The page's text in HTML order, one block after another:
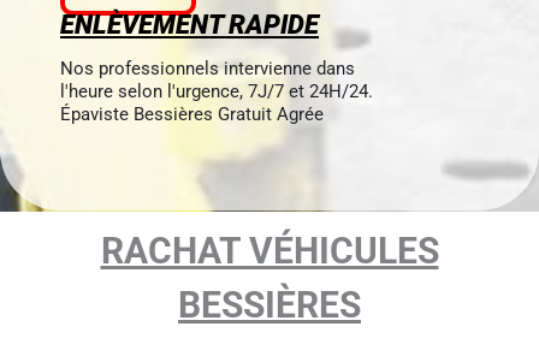
ENLÈVEMENT RAPIDE
Nos professionnels intervienne dans
l'heure selon l'urgence, 7J/7 et 24H/24.
Épaviste Bessières Gratuit Agrée
RACHAT VÉHICULES
BESSIÈRES